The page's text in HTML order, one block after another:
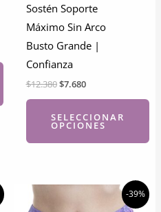
Sostén Soporte
Máximo Sin Arco
Busto Grande |
Confianza
$12.380El
era:
$12.380.
$7.680El
es:
$7.680.
SELECCIONAR
OPCIONES
tiene
-39%